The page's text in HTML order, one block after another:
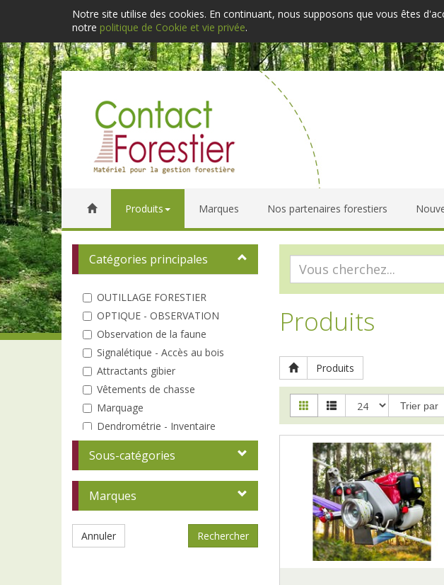
Notre site utilise des cookies. En continuant, nous supposons que vous êtes
notre politique de Cookie et vie privée.
Produits Marques Nos partenaires forestiers
Catégories principales
OUTILLAGE FORESTIER
OPTIQUE - OBSERVATION
Observation de la faune
Signalétique - Accès au bois
Attractants gibier
Vêtements de chasse
Marquage
Dendrométrie - Inventaire
Elagage - Taille
Coin du bûcheron
Débardage
Entretien des peuplements
A la plantation
Sous-catégories
Marques
Annuler
Produits
Produits